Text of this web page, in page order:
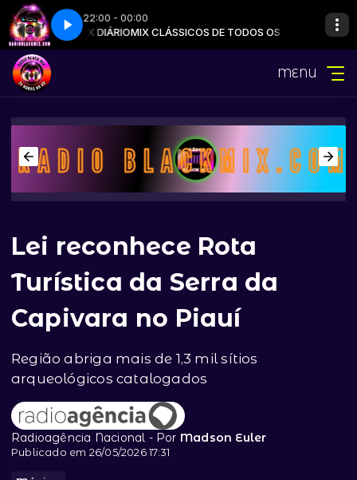
22:00 - 00:00
com MIX DIÁRIOMIX CLÁSSICOS DE TODOS OS TEMPOS com MIX
GAZEBO - I LIKE CHOPIN
DJ SLOW MIX LOVE com Auto DJ
MENU
Lei reconhece Rota
Turística da Serra da
Capivara no Piauí
Região abriga mais de 1,3 mil sítios
arqueológicos catalogados
Radioagência Nacional - Por Madson Euler
Publicado em 26/05/2026 17:31